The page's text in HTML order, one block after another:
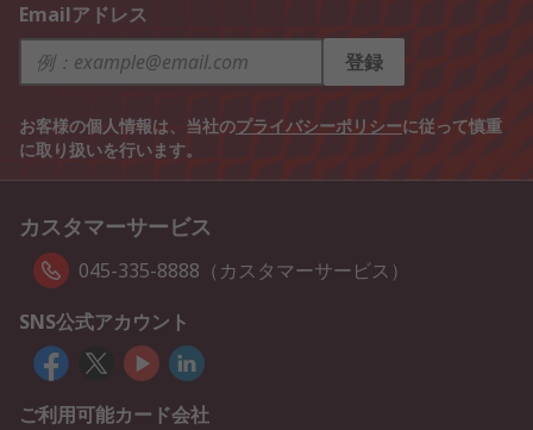
Emailアドレス
登録
お客様の個人情報は、当社のプライバシーポリシーに従って慎重
に取り扱いを行います。
カスタマーサービス
045-335-8888（カスタマーサービス）
SNS公式アカウント
ご利用可能カード会社